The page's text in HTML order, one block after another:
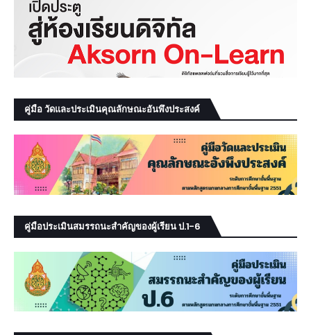
คู่มือ วัดและประเมินคุณลักษณะอันพึงประสงค์
คู่มือประเมินสมรรถนะสำคัญของผู้เรียน ป.1-6